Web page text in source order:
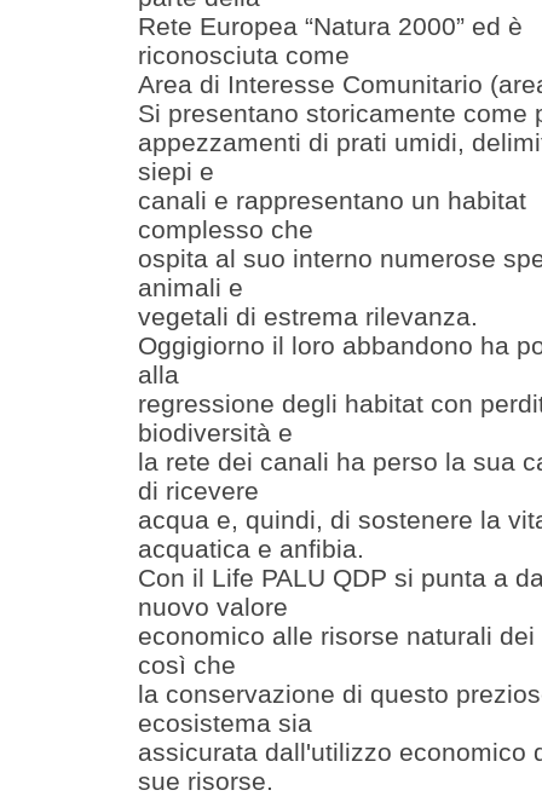
Rete Europea “Natura 2000” ed è
riconosciuta come
Area di Interesse Comunitario
Si presentano storicamente come
appezzamenti di prati umidi,
siepi e
canali e rappresentano un habitat
complesso che
ospita al suo interno numerose
animali e
vegetali di estrema rilevanza.
Oggigiorno il loro abbandono ha
alla
regressione degli habitat con
biodiversità e
la rete dei canali ha perso la sua
di ricevere
acqua e, quindi, di sostenere la
acquatica e anfibia.
Con il Life PALU QDP si punta a
nuovo valore
economico alle risorse naturali dei
così che
la conservazione di questo
ecosistema sia
assicurata dall'utilizzo economico
sue risorse.